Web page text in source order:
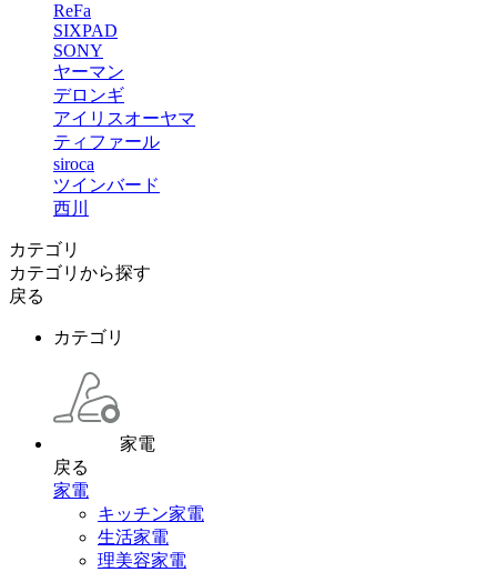
ReFa
SIXPAD
SONY
ヤーマン
デロンギ
アイリスオーヤマ
ティファール
siroca
ツインバード
西川
カテゴリ
カテゴリから探す
戻る
カテゴリ
家電
戻る
家電
キッチン家電
生活家電
理美容家電